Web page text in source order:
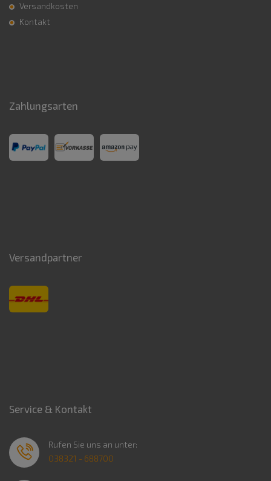
Versandkosten
Kontakt
Zahlungsarten
Versandpartner
Service & Kontakt
Rufen Sie uns an unter:
038321 - 688700